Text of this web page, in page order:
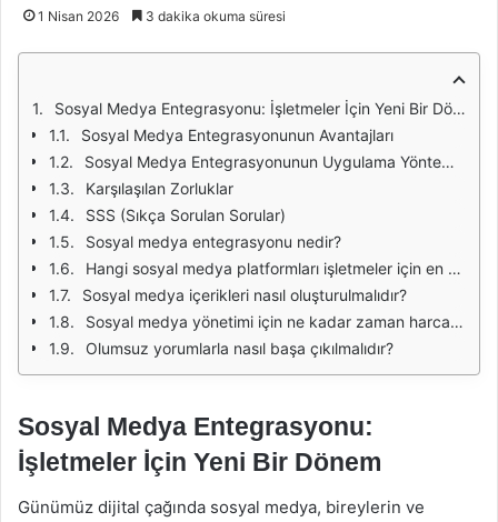
1 Nisan 2026 3 dakika okuma süresi
Sosyal Medya Entegrasyonu: İşletmeler İçin Yeni Bir Dönem
Sosyal Medya Entegrasyonunun Avantajları
Sosyal Medya Entegrasyonunun Uygulama Yöntemleri
Karşılaşılan Zorluklar
SSS (Sıkça Sorulan Sorular)
Sosyal medya entegrasyonu nedir?
Hangi sosyal medya platformları işletmeler için en uygunudur?
Sosyal medya içerikleri nasıl oluşturulmalıdır?
Sosyal medya yönetimi için ne kadar zaman harcanmalıdır?
Olumsuz yorumlarla nasıl başa çıkılmalıdır?
Sosyal Medya Entegrasyonu:
İşletmeler İçin Yeni Bir Dönem
Günümüz dijital çağında sosyal medya, bireylerin ve